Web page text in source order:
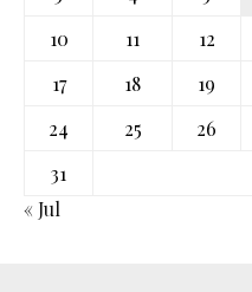
10
11 12
17
18 19
24
25 26
31
« Jul